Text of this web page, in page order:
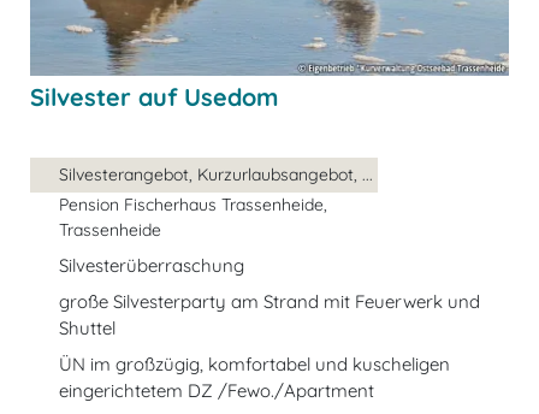
Silvester auf Usedom
Silvesterangebot, Kurzurlaubsangebot, ...
Pension Fischerhaus Trassenheide,
Trassenheide
Silvesterüberraschung
große Silvesterparty am Strand mit Feuerwerk und
Shuttel
ÜN im großzügig, komfortabel und kuscheligen
eingerichtetem DZ /Fewo./Apartment